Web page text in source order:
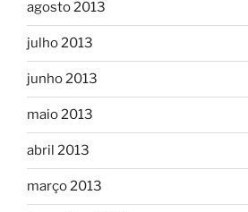
agosto 2013
julho 2013
junho 2013
maio 2013
abril 2013
março 2013